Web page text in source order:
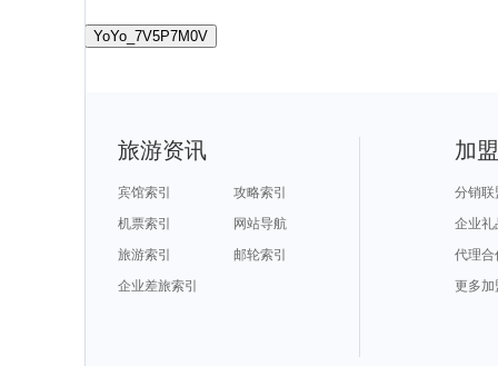
YoYo_7V5P7M0V
旅游资讯
宾馆索引
攻略索引
机票索引
网站导航
旅游索引
邮轮索引
企业差旅索引
加
分销联
企业礼
代理合
更多加